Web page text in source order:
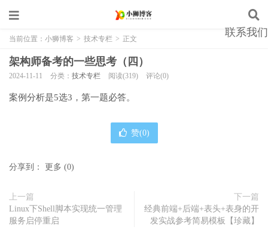
联系我们
当前位置： 小狮博客 > 技术专栏 > 正文
架构师备考的一些思考（四）
2024-11-11 分类： 技术专栏 阅读(319) 评论(0)
案例分析是5选3，第一题必答。
赞(0)
分享到： 更多 (0)
上一篇
Linux下Shell脚本实现统一管理
服务启停重启
下一篇
经典前端+后端+表头+表身的开
发实战参考简易模板【珍藏】